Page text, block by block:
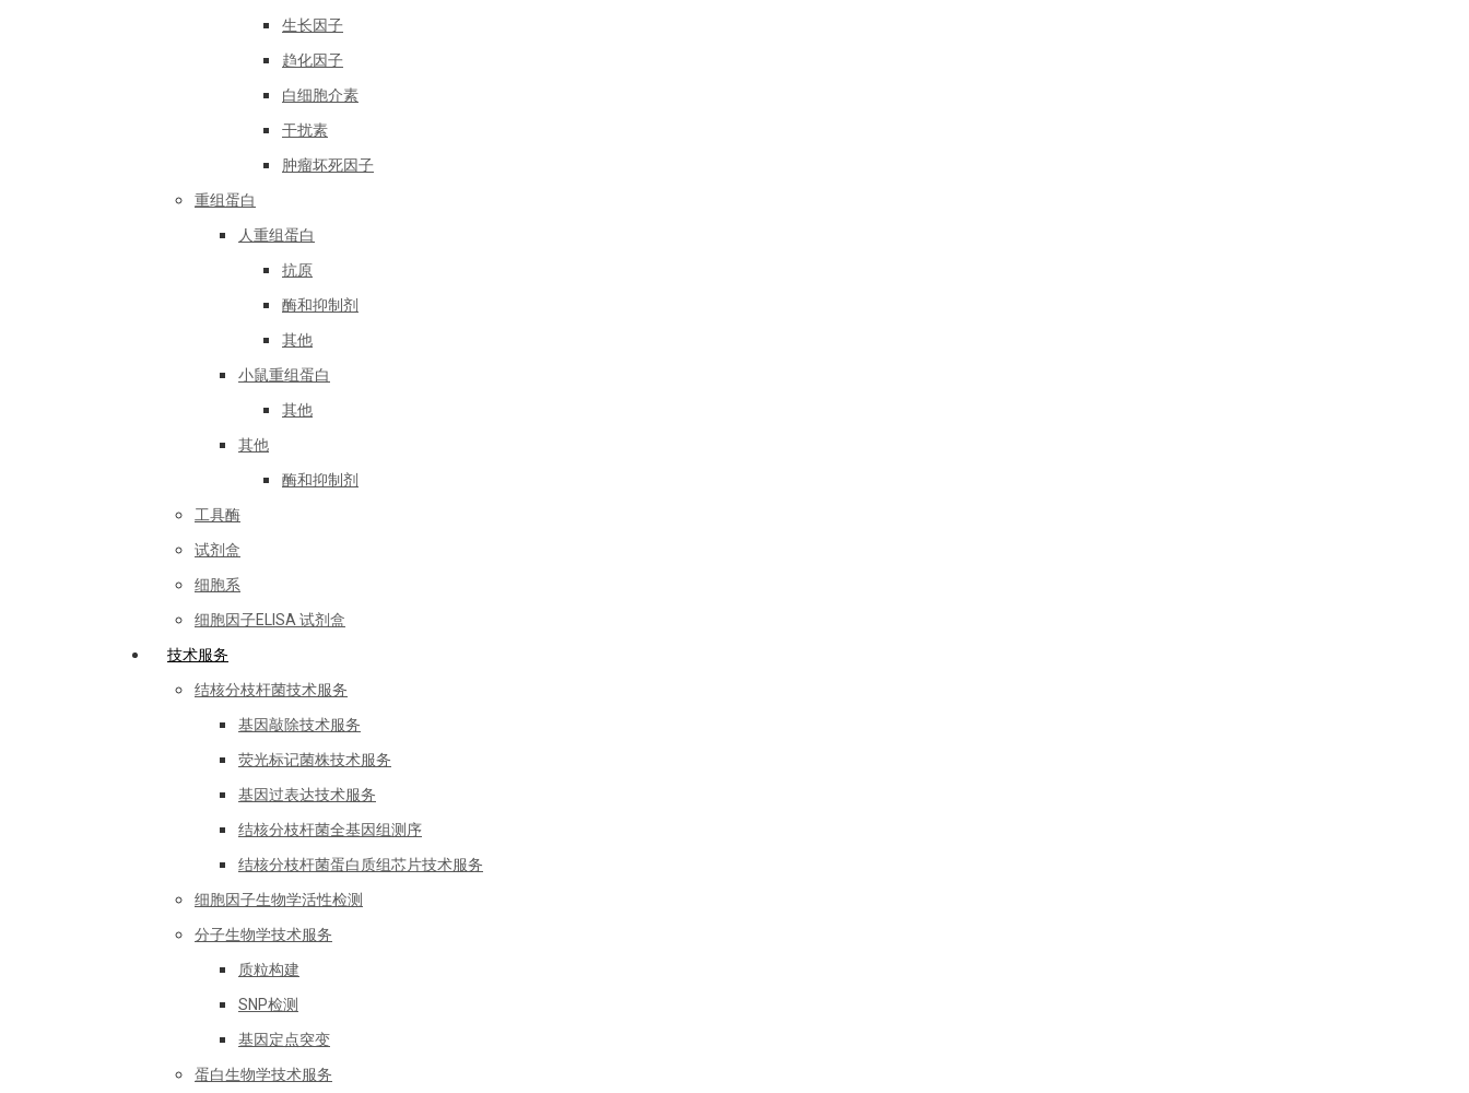
生长因子
趋化因子
白细胞介素
干扰素
肿瘤坏死因子
重组蛋白
人重组蛋白
抗原
酶和抑制剂
其他
小鼠重组蛋白
其他
其他
酶和抑制剂
工具酶
试剂盒
细胞系
细胞因子ELISA 试剂盒
技术服务
结核分枝杆菌技术服务
基因敲除技术服务
荧光标记菌株技术服务
基因过表达技术服务
结核分枝杆菌全基因组测序
结核分枝杆菌蛋白质组芯片技术服务
细胞因子生物学活性检测
分子生物学技术服务
质粒构建
SNP检测
基因定点突变
蛋白生物学技术服务